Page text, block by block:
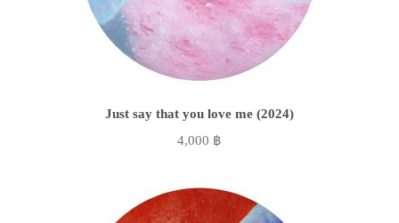
Just say that you love me (2024)
4,000 ฿